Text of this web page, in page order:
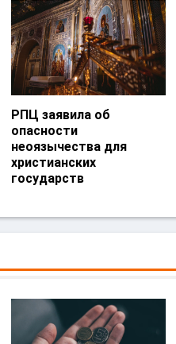
РПЦ заявила об
опасности
неоязычества для
христианских
государств